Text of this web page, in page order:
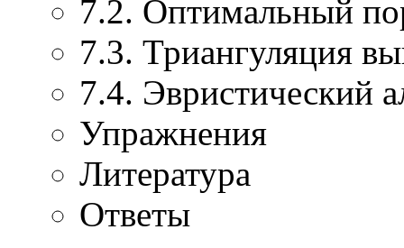
7.2. Оптимальный
7.3. Триангуляция
7.4. Эвристический
Упражнения
Литература
Ответы